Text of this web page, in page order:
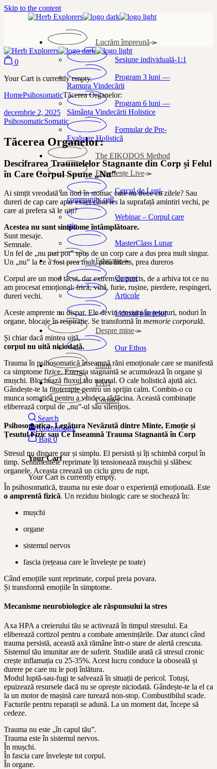
Skip to the content
Lucrăm împreună
Sesiune individuală-1:1
Program 3 luni —
Ramura Vindecării
Program 6 luni —
Sămânța Vindecării Holistice
Formular de Pre-
Evaluare Holistică
The EIKODOS Method
Experiențe Live
Cercul de Luni-
community call
Webinar – Corpul care
știe
MasterClass Lunar
Educație
Cursuri
Articole
Indexul plantelor
Despre mine
Our Ethos
Shop
FAQ
Contact
Search
Autentificare
Bag 0
Your Cart
Your Cart is currently empty.
0
Your Cart is currently empty.
HomePsihosomaticTăcerea Organelor:
decembrie 2, 2025
PsihosomaticSomatic
Tăcerea Organelor:
Descifrarea Traumelelor Stagnante din Corp și Felul
în Care Corpul Spune „Nu”
Ai simțit vreodată un nod în stomac care nu trece cu zilele? Sau
dureri de cap care apar exact când ies la suprafață amintiri vechi, pe
care ai prefera să le uiți?
Acestea nu sunt simptome întâmplătoare.
Sunt mesaje.
Semnale.
Un fel de „nu mai pot” spus de un corp care a dus prea mult singur.
Un „nu” la ce a fost prea mult, prea intens, prea dureros
Corpul are un mod tăcut, dar extrem de precis, de a arhiva tot ce nu
am procesat emoțional: frică, vină, furie, rușine, pierdere, respingeri,
dureri vechi.
Aceste amprente nu dispar. Ele devin tensiuni în țesuturi, noduri în
organe, blocaje în respirație. Se transformă în memorie corporală.
Și chiar dacă mintea uită,
corpul nu uită niciodată.
Trauma în psihosomatică înseamnă răni emoționale care se manifestă
ca simptome fizice. Energia stagnantă se acumulează în organe și
mușchi. Blochează fluxul tău natural. O cale holistică ajută aici.
Gândește-te la fitoterapie pentru un sprijin calm. Combin-o cu
munca somatică pentru a vindeca rădăcina. Această combinație
eliberează corpul de „nu”-ul său silențios.
Psihosomatica- Legătura Nevăzută dintre Minte, Emoție și
Țesutul Fizic sau Ce Înseamnă Trauma Stagnantă în Corp
Stresul nu dispare pur și simplu. El persistă și îți schimbă corpul în
timp. Sentimentele reprimate îți tensionează mușchii și slăbesc
organele. Aceasta creează un ciclu greu de rupt.
În psihosomatică, trauma nu este doar o experiență emoțională. Este
o amprentă fizică. Un reziduu biologic care se stochează în:
mușchi
organe
sistemul nervos
fascia (rețeaua care le învelește pe toate)
Când emoțiile sunt reprimate, corpul preia povara.
Și transformă emoțiile în simptome.
Mecanisme neurobiologice ale răspunsului la stres
Axa HPA a creierului tău se activează în timpul stresului. Ea
eliberează cortizol pentru a combate amenințările. Dar atunci când
trauma persistă, această axă rămâne într-o stare de alertă crescuta.
Sistemul tău imunitar are de suferit. Studiile arată că stresul cronic
crește inflamația cu 25-35%. Acest lucru conduce la oboseală și
durere pe care nu le poți înlătura.
Modul luptă-sau-fugi te salvează în situații de pericol. Totuși,
epuizează resursele dacă nu se oprește niciodată. Gândește-te la el ca
la un motor de mașină care turează non-stop. Combustibilul scade.
Facturile pentru reparații se adună. La un moment dat, începe să
cedeze.
Trauma nu este „în capul tău”.
Trauma este în sistemul nervos.
În mușchi.
În fascia care învelește tot corpul.
În organe.